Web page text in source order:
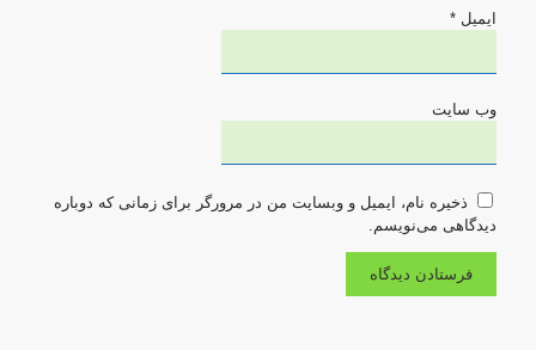
ایمیل *
وب‌ سایت
ذخیره نام، ایمیل و وبسایت من در مرورگر برای زمانی که دوباره
دیدگاهی می‌نویسم.